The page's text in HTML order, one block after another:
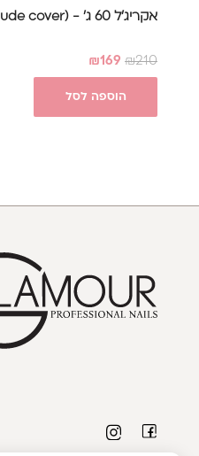
אקריג'ל 60 ג' - Glamour (Nude cover)
₪210
₪169
הוספה לסל